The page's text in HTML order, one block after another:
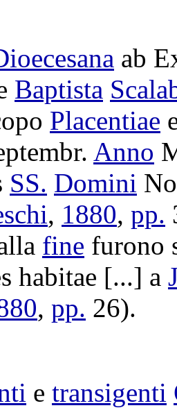
ab
Baptista
Placentiae
. Anno
SS. Domini
, 1880, pp.
fine furono
habitae [...] a
, pp. 26).
e transigenti